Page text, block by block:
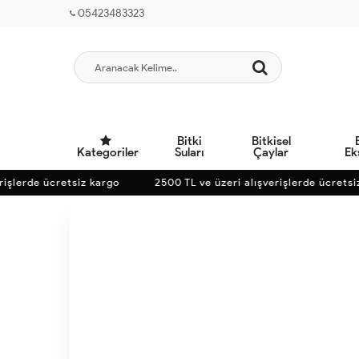
05423483323
Kategoriler
Bitki
Suları
Bitkisel
Çaylar
ücretsiz kargo 2500 TL ve üzeri alışverişlerde ücretsiz